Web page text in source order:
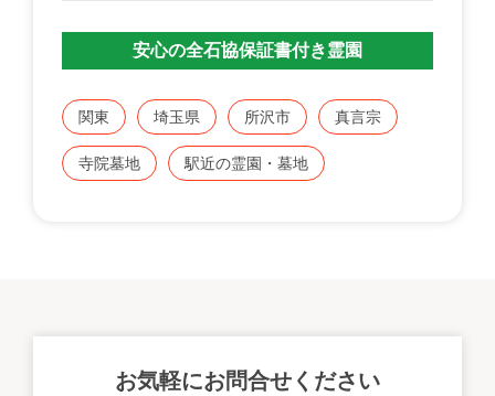
安心の全石協保証書付き霊園
関東 埼玉県 所沢市 真言宗
寺院墓地 駅近の霊園・墓地
お気軽にお問合せください